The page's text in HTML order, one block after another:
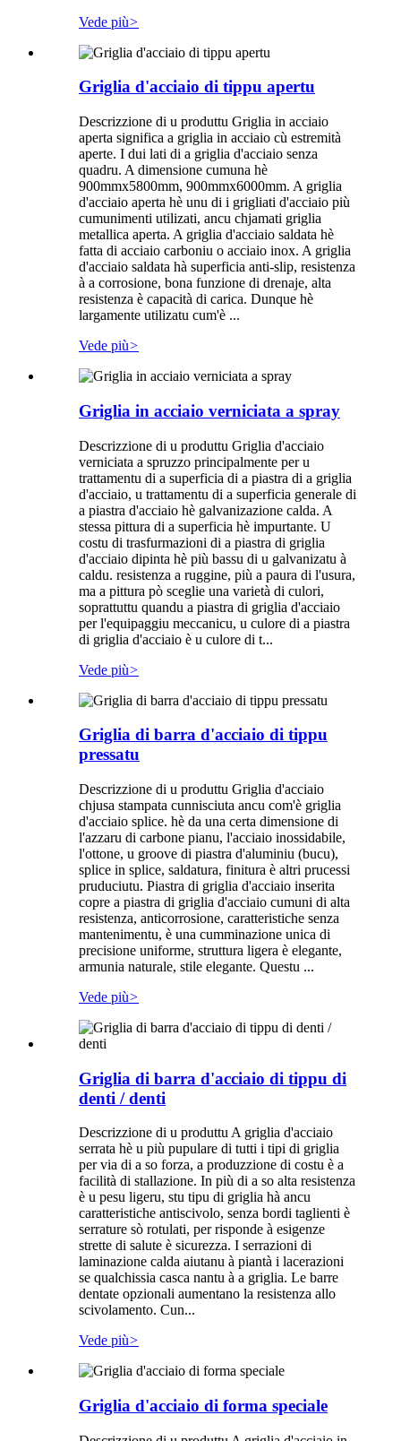
Vede più>
Griglia d'acciaio di tippu apertu
Descrizzione di u produttu Griglia in acciaio
aperta significa a griglia in acciaio cù estremità
aperte. I dui lati di a griglia d'acciaio senza
quadru. A dimensione cumuna hè
900mmx5800mm, 900mmx6000mm. A griglia
d'acciaio aperta hè unu di i grigliati d'acciaio più
cumunimenti utilizati, ancu chjamati griglia
metallica aperta. A griglia d'acciaio saldata hè
fatta di acciaio carboniu o acciaio inox. A griglia
d'acciaio saldata hà superficia anti-slip, resistenza
à a corrosione, bona funzione di drenaje, alta
resistenza è capacità di carica. Dunque hè
largamente utilizatu cum'è ...
Vede più>
Griglia in acciaio verniciata a spray
Descrizzione di u produttu Griglia d'acciaio
verniciata a spruzzo principalmente per u
trattamentu di a superficia di a piastra di a griglia
d'acciaio, u trattamentu di a superficia generale di
a piastra d'acciaio hè galvanizazione calda. A
stessa pittura di a superficia hè impurtante. U
costu di trasfurmazioni di a piastra di griglia
d'acciaio dipinta hè più bassu di u galvanizatu à
caldu. resistenza a ruggine, più a paura di l'usura,
ma a pittura pò sceglie una varietà di culori,
soprattuttu quandu a piastra di griglia d'acciaio
per l'equipaggiu meccanicu, u culore di a piastra
di griglia d'acciaio è u culore di t...
Vede più>
Griglia di barra d'acciaio di tippu
pressatu
Descrizzione di u produttu Griglia d'acciaio
chjusa stampata cunnisciuta ancu com'è griglia
d'acciaio splice. hè da una certa dimensione di
l'azzaru di carbone pianu, l'acciaio inossidabile,
l'ottone, u groove di piastra d'aluminiu (bucu),
splice in splice, saldatura, finitura è altri prucessi
pruduciutu. Piastra di griglia d'acciaio inserita
copre a piastra di griglia d'acciaio cumuni di alta
resistenza, anticorrosione, caratteristiche senza
mantenimentu, è una cumminazione unica di
precisione uniforme, struttura ligera è elegante,
armunia naturale, stile elegante. Questu ...
Vede più>
Griglia di barra d'acciaio di tippu di
denti / denti
Descrizzione di u produttu A griglia d'acciaio
serrata hè u più pupulare di tutti i tipi di griglia
per via di a so forza, a produzzione di costu è a
facilità di stallazione. In più di a so alta resistenza
è u pesu ligeru, stu tipu di griglia hà ancu
caratteristiche antiscivolo, senza bordi taglienti è
serrature sò rotulati, per risponde à esigenze
strette di salute è sicurezza. I serrazioni di
laminazione calda aiutanu à piantà i lacerazioni
se qualchissia casca nantu à a griglia. Le barre
dentate opzionali aumentano la resistenza allo
scivolamento. Cun...
Vede più>
Griglia d'acciaio di forma speciale